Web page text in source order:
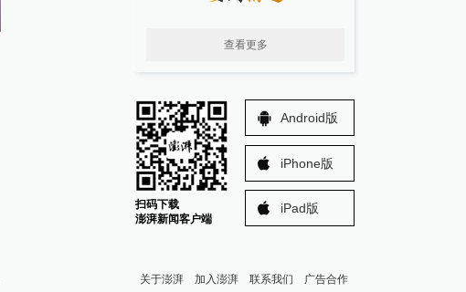
查看更多
扫码下载
澎湃新闻客户端
Android版
iPhone版
iPad版
关于澎湃 加入澎湃 联系我们 广告合作